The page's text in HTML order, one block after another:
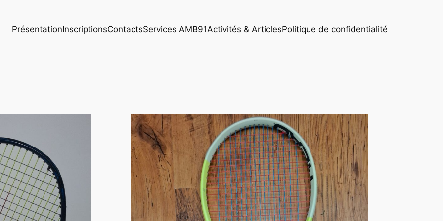
PrésentationInscriptionsContactsServices AMB91Activités & ArticlesPolitique de confidentialité